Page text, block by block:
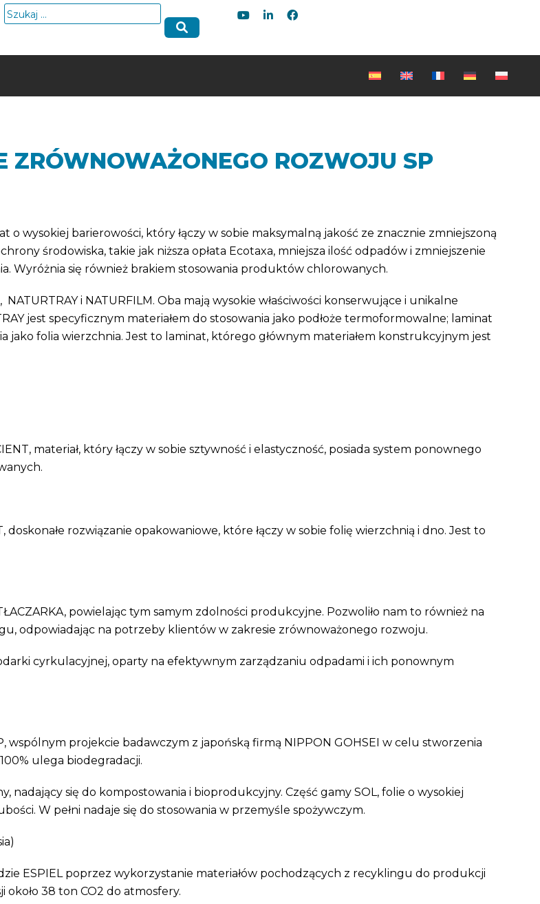
Szukaj:
ZRÓWNOWAŻONEGO ROZWOJU SP
wysokiej barierowości, który łączy w sobie maksymalną jakość ze znacznie zmniejszoną
środowiska, takie jak niższa opłata Ecotaxa, mniejsza ilość odpadów i zmniejszenie
Wyróżnia się również brakiem stosowania produktów chlorowanych.
i NATURFILM. Oba mają wysokie właściwości konserwujące i unikalne
jest specyficznym materiałem do stosowania jako podłoże termoformowalne; laminat
jako folia wierzchnia. Jest to laminat, którego głównym materiałem konstrukcyjnym jest
materiał, który łączy w sobie sztywność i elastyczność, posiada system ponownego
rozwiązanie opakowaniowe, które łączy w sobie folię wierzchnią i dno. Jest to
powielając tym samym zdolności produkcyjne. Pozwoliło nam to również na
odpowiadając na potrzeby klientów w zakresie zrównoważonego rozwoju.
cyrkulacyjnej, oparty na efektywnym zarządzaniu odpadami i ich ponownym
wspólnym projekcie badawczym z japońską firmą NIPPON GOHSEI w celu stworzenia
ulega biodegradacji.
nadający się do kompostowania i bioprodukcyjny. Część gamy SOL, folie o wysokiej
W pełni nadaje się do stosowania w przemyśle spożywczym.
ESPIEL poprzez wykorzystanie materiałów pochodzących z recyklingu do produkcji
38 ton CO2 do atmosfery.